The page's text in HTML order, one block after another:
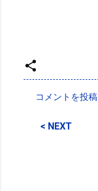
メ
コメントを投稿
< NEXT